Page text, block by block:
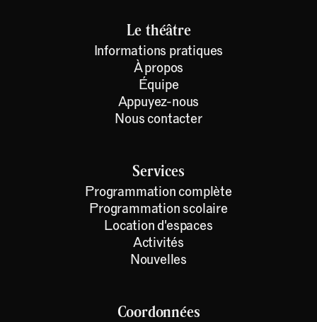
Coordonnées
Services
Programmation complète
Programmation scolaire
Location d'espaces
Activités
Nouvelles
Le théâtre
Informations pratiques
À propos
Équipe
Appuyez-nous
Nous contacter